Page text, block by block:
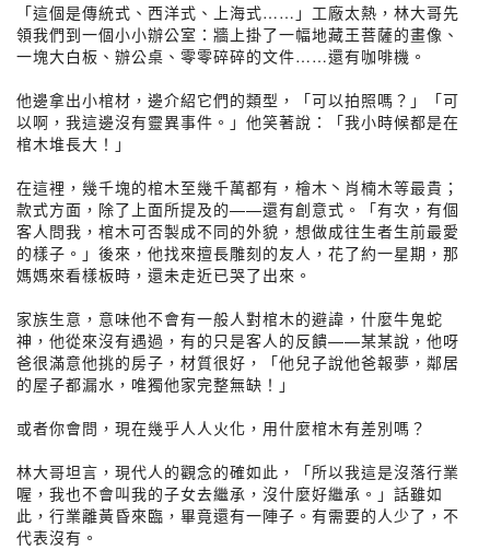
「這個是傳統式、西洋式、上海式……」工廠太熱，林大哥先
領我們到一個小小辦公室：牆上掛了一幅地藏王菩薩的畫像、
一塊大白板、辦公桌、零零碎碎的文件……還有咖啡機。
他邊拿出小棺材，邊介紹它們的類型，「可以拍照嗎？」「可
以啊，我這邊沒有靈異事件。」他笑著說：「我小時候都是在
棺木堆長大！」
在這裡，幾千塊的棺木至幾千萬都有，檜木丶肖楠木等最貴；
款式方面，除了上面所提及的——還有創意式。「有次，有個
客人問我，棺木可否製成不同的外貌，想做成往生者生前最愛
的樣子。」後來，他找來擅長雕刻的友人，花了約一星期，那
媽媽來看樣板時，還未走近已哭了出來。
家族生意，意味他不會有一般人對棺木的避諱，什麼牛鬼蛇
神，他從來沒有遇過，有的只是客人的反饋——某某說，他呀
爸很滿意他挑的房子，材質很好，「他兒子說他爸報夢，鄰居
的屋子都漏水，唯獨他家完整無缺！」
或者你會問，現在幾乎人人火化，用什麼棺木有差別嗎？
林大哥坦言，現代人的觀念的確如此，「所以我這是沒落行業
喔，我也不會叫我的子女去繼承，沒什麼好繼承。」話雖如
此，行業離黃昏來臨，畢竟還有一陣子。有需要的人少了，不
代表沒有。